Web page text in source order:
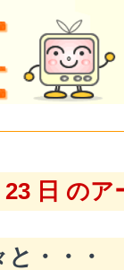
23 日 のア
・・・